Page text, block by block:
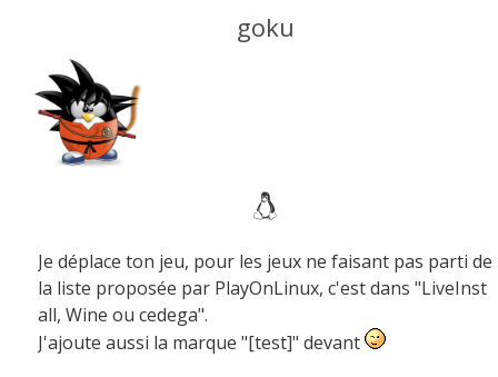
goku
Je déplace ton jeu, pour les jeux ne faisant pas parti de
la liste proposée par PlayOnLinux, c'est dans "LiveInst
all, Wine ou cedega".
J'ajoute aussi la marque "[test]" devant